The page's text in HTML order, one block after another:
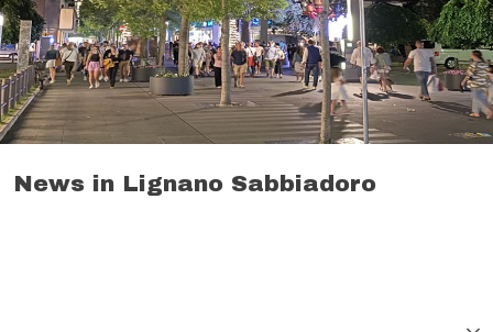
News in Lignano Sabbiadoro